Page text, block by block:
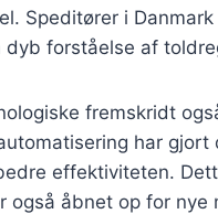
Speditører i
forståelse af
fremskridt
har
effektiviteten.
også åbnet op for